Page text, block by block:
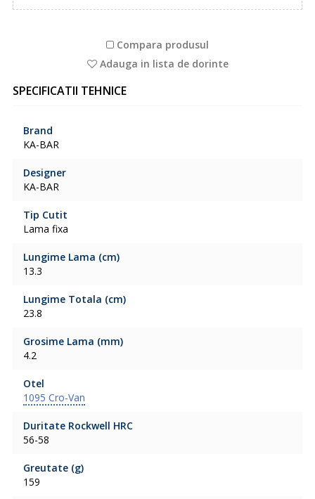
Compara produsul
Adauga in lista de dorinte
SPECIFICATII TEHNICE
Brand
KA-BAR
Designer
KA-BAR
Tip Cutit
Lama fixa
Lungime Lama (cm)
13.3
Lungime Totala (cm)
23.8
Grosime Lama (mm)
4.2
Otel
1095 Cro-Van
Duritate Rockwell HRC
56-58
Greutate (g)
159